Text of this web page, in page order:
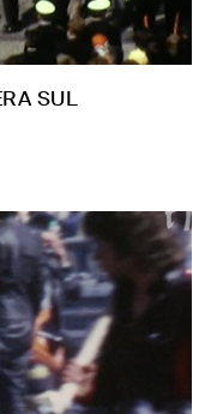
SUL